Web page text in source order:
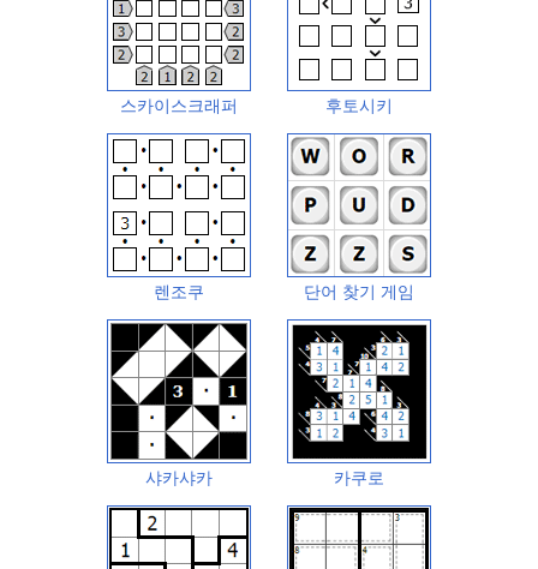
스카이스크래퍼 후토시키
렌조쿠 단어 찾기 게임
샤카샤카 카쿠로